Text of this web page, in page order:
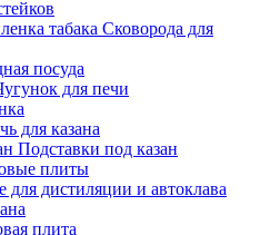
Сковорода для
посуда
для печи
для казана
Подставки под казан
плиты
для дистиляции и автоклава
плита